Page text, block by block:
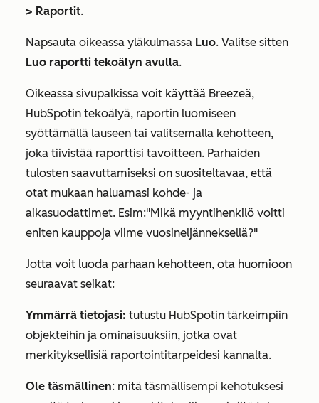
> Raportit.
Napsauta oikeassa yläkulmassa Luo. Valitse sitten
Luo raportti tekoälyn avulla.
Oikeassa sivupalkissa voit käyttää Breezeä,
HubSpotin tekoälyä, raportin luomiseen
syöttämällä lauseen tai valitsemalla kehotteen,
joka tiivistää raporttisi tavoitteen. Parhaiden
tulosten saavuttamiseksi on suositeltavaa, että
otat mukaan haluamasi kohde- ja
aikasuodattimet. Esim:"Mikä myyntihenkilö voitti
eniten kauppoja viime vuosineljänneksellä?"
Jotta voit luoda parhaan kehotteen, ota huomioon
seuraavat seikat:
Ymmärrä tietojasi: tutustu HubSpotin tärkeimpiin
objekteihin ja ominaisuuksiin, jotka ovat
merkityksellisiä raportointitarpeidesi kannalta.
Ole täsmällinen: mitä täsmällisempi kehotuksesi